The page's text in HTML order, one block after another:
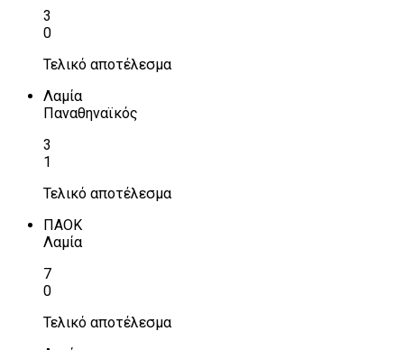
3
0
Τελικό αποτέλεσμα
Λαμία
Παναθηναϊκός
3
1
Τελικό αποτέλεσμα
ΠΑΟΚ
Λαμία
7
0
Τελικό αποτέλεσμα